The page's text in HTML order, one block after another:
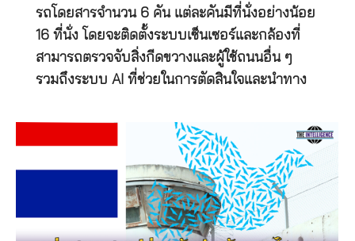
รถโดยสารจำนวน 6 คัน แต่ละคันมีที่นั่งอย่างน้อย
16 ที่นั่ง โดยจะติดตั้งระบบเซ็นเซอร์และกล้องที่
สามารถตรวจจับสิ่งกีดขวางและผู้ใช้ถนนอื่น ๆ
รวมถึงระบบ AI ที่ช่วยในการตัดสินใจและนำทาง